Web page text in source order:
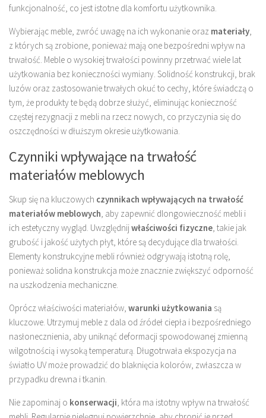
funkcjonalność, co jest istotne dla komfortu użytkownika.
Wybierając meble, zwróć uwagę na ich wykonanie oraz materiały
z których są zrobione, ponieważ mają one bezpośredni wpływ na
trwałość. Meble o wysokiej trwałości powinny przetrwać wiele lat
użytkowania bez konieczności wymiany. Solidność konstrukcji, brak
luzów oraz zastosowanie trwałych okuć to cechy, które świadczą o
tym, że produkty te będą dobrze służyć, eliminując konieczność
częstej rezygnacji z mebli na rzecz nowych, co przyczynia się do
oszczędności w dłuższym okresie użytkowania.
Czynniki wpływające na trwałość
materiałów meblowych
Skup się na kluczowych czynnikach wpływających na trwałość
materiałów meblowych , aby zapewnić dlongowieczność mebli i
ich estetyczny wygląd. Uwzględnijwłaściwości fizyczne , takie jak
grubość i jakość użytych płyt, które są decydujące dla trwałości.
Elementy konstrukcyjne mebli również odgrywają istotną rolę,
ponieważ solidna konstrukcja może znacznie zwiększyć odporność
na uszkodzenia mechaniczne.
Oprócz właściwości materiałów, warunki użytkowania są
kluczowe. Utrzymuj meble z dala od źródeł ciepła i bezpośredniego
nasłonecznienia, aby uniknąć deformacji spowodowanej zmienną
wilgotnością i wysoką temperaturą. Długotrwała ekspozycja na
światło UV może prowadzić do blaknięcia kolorów, zwłaszcza w
przypadku drewna i tkanin.
Nie zapominaj o konserwacji , która ma istotny wpływ na trwałość